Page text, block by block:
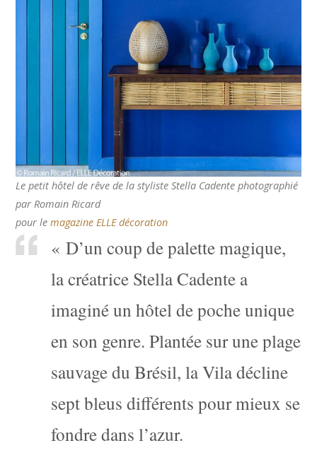
Le petit hôtel de rêve de la styliste Stella Cadente photographié
par Romain Ricard
pour lemagazine ELLE décoration
« D’un coup de palette magique,
la créatrice Stella Cadente a
imaginé un hôtel de poche unique
en son genre. Plantée sur une plage
sauvage du Brésil, la Vila décline
sept bleus différents pour mieux se
fondre dans l’azur.